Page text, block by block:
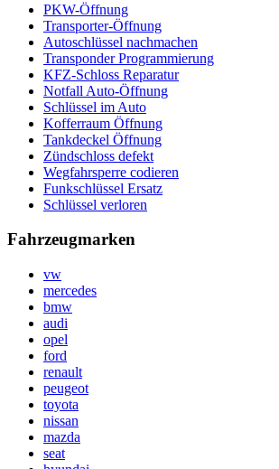
PKW-Öffnung
Transporter-Öffnung
Autoschlüssel nachmachen
Transponder Programmierung
KFZ-Schloss Reparatur
Notfall Auto-Öffnung
Schlüssel im Auto
Kofferraum Öffnung
Tankdeckel Öffnung
Zündschloss defekt
Wegfahrsperre codieren
Funkschlüssel Ersatz
Schlüssel verloren
Fahrzeugmarken
vw
mercedes
bmw
audi
opel
ford
renault
peugeot
toyota
nissan
mazda
seat